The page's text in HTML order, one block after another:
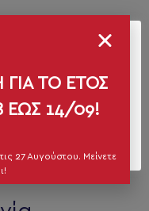
ΦΟΙΤΗΤΙΚΩΝ
give you the most
your preferences
All”, you consent
you may visit
consent.
ΓΙΑ ΤΟ ΕΤΟΣ
ΕΩΣ 14/09!
27 Αυγούστου. Μείνετε